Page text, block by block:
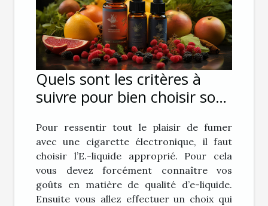
Quels sont les critères à
suivre pour bien choisir son
électronique ?
Pour ressentir tout le plaisir de fumer
avec une cigarette électronique, il faut
choisir l’E.-liquide approprié. Pour cela
vous devez forcément connaître vos
goûts en matière de qualité d’e-liquide.
Ensuite vous allez effectuer un choix qui